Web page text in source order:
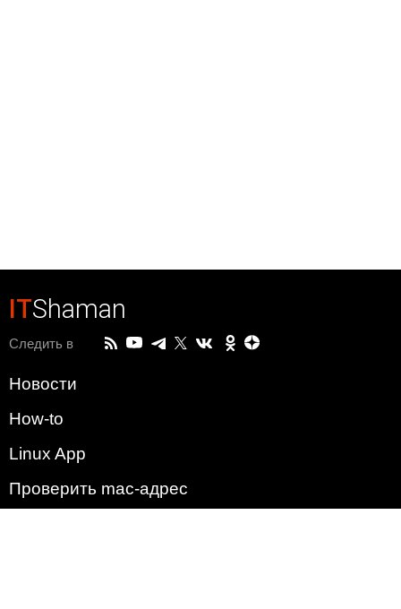
ITShaman
Следить в
Новости
How-to
Linux App
Проверить mac-адрес